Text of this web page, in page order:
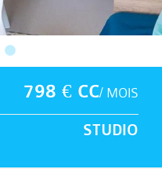
798 € CC/ MOIS
STUDIO